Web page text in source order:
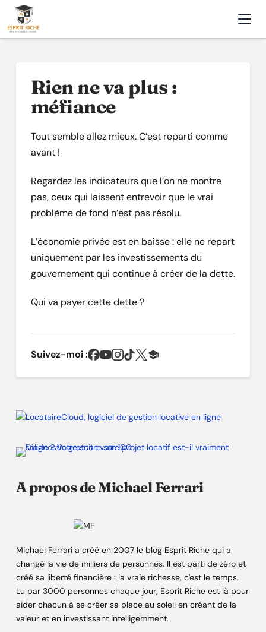
Rien ne va plus :
méfiance
Tout semble allez mieux. C’est reparti comme
avant !
Regardez les indicateurs que l’on ne montre
pas, ceux qui laissent entrevoir que le vrai
problème de fond n’est pas résolu.
L’économie privée est en baisse : elle ne repart
uniquement par les investissements du
gouvernement qui continue à créer de la dette.
Qui va payer cette dette ?
Suivez-moi :
A propos de Michael Ferrari
Michael Ferrari a créé en 2007 le blog Esprit Riche qui a
changé la vie de milliers de personnes. Il est parti de zéro et
créé sa liberté financière : la vraie richesse, c'est le temps.
Lu par 3000 personnes chaque jour, Esprit Riche est là pour
aider chacun à se créer sa place au soleil en créant de la
valeur et en investissant intelligemment.